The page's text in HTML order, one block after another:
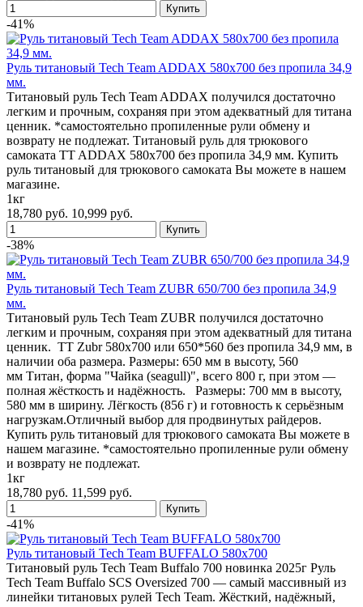
-41%
Руль титановый Tech Team ADDAX 580x700 без пропила 34,9
мм.
Титановый руль Tech Team ADDAX получился достаточно
легким и прочным, сохраняя при этом адекватный для титана
ценник. *самостоятельно пропиленные рули обмену и
возврату не подлежат. Титановый руль для трюкового
самоката TT ADDAX 580x700 без пропила 34,9 мм. Купить
руль титановый для трюкового самоката Вы можете в нашем
магазине.
1кг
18,780 руб. 10,999 руб.
-38%
Руль титановый Tech Team ZUBR 650/700 без пропила 34,9
мм.
Титановый руль Tech Team ZUBR получился достаточно
легким и прочным, сохраняя при этом адекватный для титана
ценник. TT Zubr 580x700 или 650*560 без пропила 34,9 мм, в
наличии оба размера. Размеры: 650 мм в высоту, 560
мм Титан, форма "Чайка (seagull)", всего 800 г, при этом —
полная жёсткость и надёжность. Размеры: 700 мм в высоту,
580 мм в ширину. Лёгкость (856 г) и готовность к серьёзным
нагрузкам.Отличный выбор для продвинутых райдеров.
Купить руль титановый для трюкового самоката Вы можете в
нашем магазине. *самостоятельно пропиленные рули обмену
и возврату не подлежат.
1кг
18,780 руб. 11,599 руб.
-41%
Руль титановый Tech Team BUFFALO 580x700
Титановый руль Tech Team Buffalo 700 новинка 2025г Руль
Tech Team Buffalo SCS Oversized 700 — самый массивный из
линейки титановых рулей Tech Team. Жёсткий, надёжный,